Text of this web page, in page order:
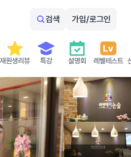
검색 가입/로그인
재원생리뷰 특강 설명회 레벨테스트